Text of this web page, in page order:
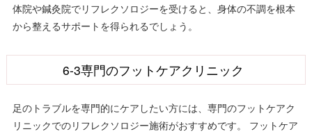
体院や鍼灸院でリフレクソロジーを受けると、身体の不調を根本
から整えるサポートを得られるでしょう。
6-3専門のフットケアクリニック
足のトラブルを専門的にケアしたい方には、専門のフットケアク
リニックでのリフレクソロジー施術がおすすめです。 フットケア